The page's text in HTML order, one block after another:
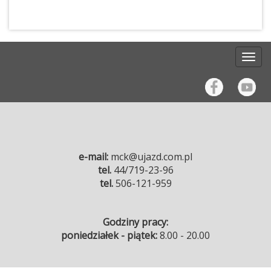
e-mail: mck@ujazd.com.pl
tel. 44/719-23-96
tel.506-121-959
Godziny pracy:
poniedziałek - piątek:8.00 - 20.00